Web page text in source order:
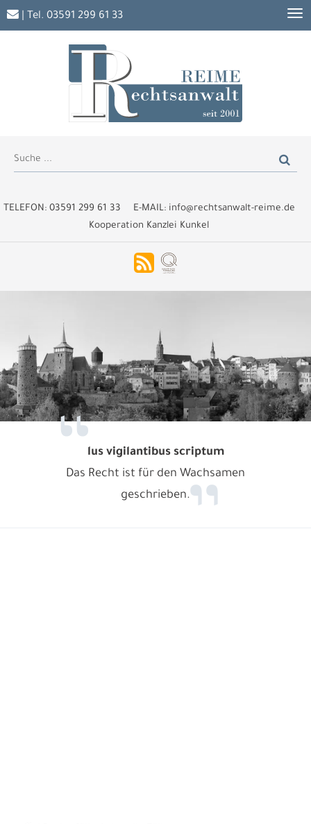
TELEFON: 03591 299 61 33 E-MAIL: info@rechtsanwalt-reime.de
Kooperation Kanzlei Kunkel
| Tel. 03591 299 61 33
lus vigilantibus scriptum
Das Recht ist für den Wachsamen
geschrieben.